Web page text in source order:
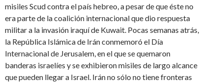
misiles Scud contra el país hebreo, a pesar de que éste no
era parte de la coalición internacional que dio respuesta
militar a la invasión iraquí de Kuwait. Pocas semanas atrás,
la República Islámica de Irán conmemoró el Día
Internacional de Jerusalem, en el que se quemaron
banderas israelíes y se exhibieron misiles de largo alcance
que pueden llegar a Israel. Irán no sólo no tiene fronteras